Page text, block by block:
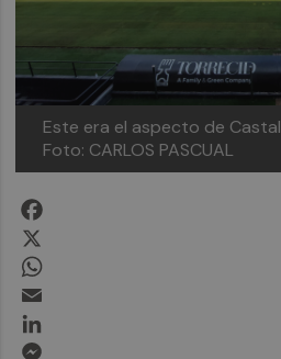
Este era el aspecto de
Foto: CARLOS PASCUAL